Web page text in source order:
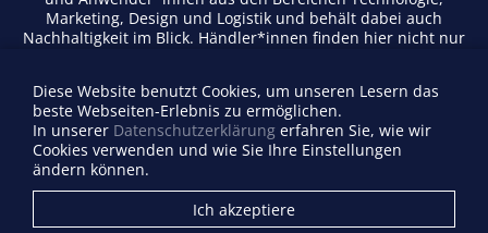
Marketing, Design und Logistik und behält dabei auch
Nachhaltigkeit im Blick. Händler*innen finden hier nicht nur
lebendigen Schreibstil und relevantem Content fördert das
Magazin den Austausch innerhalb der Retail-Community.
Ob digitale Trends oder praktische Alltagstipps – iXtenso
macht Wissen für den Handel zugänglich.
Diese Website benutzt Cookies, um unseren Lesern das
beste Webseiten-Erlebnis zu ermöglichen.
In unserer Datenschutzerklärung erfahren Sie, wie wir
Cookies verwenden und wie Sie Ihre Einstellungen
ändern können.
Ich akzeptiere